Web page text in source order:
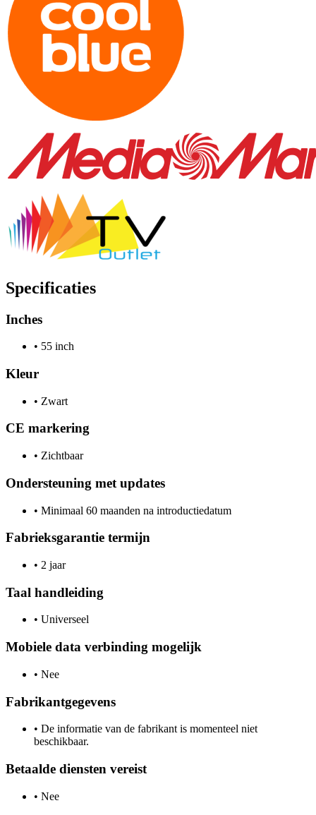
Specificaties
Inches
• 55 inch
Kleur
• Zwart
CE markering
• Zichtbaar
Ondersteuning met updates
• Minimaal 60 maanden na introductiedatum
Fabrieksgarantie termijn
• 2 jaar
Taal handleiding
• Universeel
Mobiele data verbinding mogelijk
• Nee
Fabrikantgegevens
• De informatie van de fabrikant is momenteel niet
beschikbaar.
Betaalde diensten vereist
• Nee